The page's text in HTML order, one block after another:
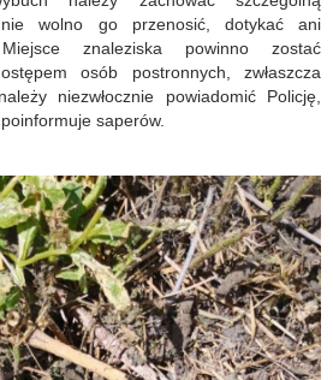
nie wolno go przenosić, dotykać ani
znaleziska powinno zostać
osób postronnych, zwłaszcza
niezwłocznie powiadomić Policję,
saperów.